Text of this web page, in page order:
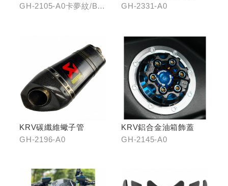
紋/金屬髮絲)
GH-2105-A0卡夢紋/B0
組(雙燈)
GH-2331-A0
KRV碳纖維蠍子管
GH-2196-A0
KRV鋁合金油箱飾蓋
GH-2145-A0